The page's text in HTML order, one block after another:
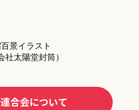
景イラスト
社太陽堂封筒）
合会について